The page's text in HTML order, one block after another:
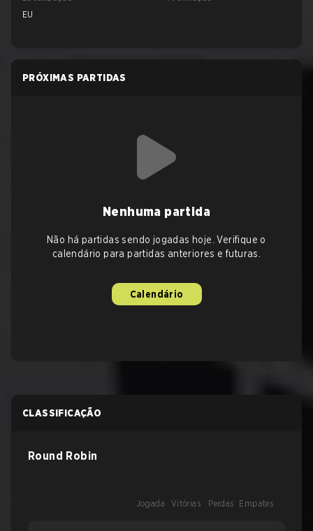
EU
PRÓXIMAS PARTIDAS
Nenhuma partida
Não há partidas sendo jogadas hoje. Verifique o
calendário para partidas anteriores e futuras.
Calendário
CLASSIFICAÇÃO
Round Robin
Jogada Vitórias Perdas Empates